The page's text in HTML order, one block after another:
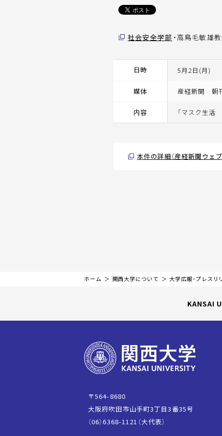
社会安全学部 ・高鳥毛敏雄
日時 5月2日(月)
媒体 産経新聞 朝
内容 「マスク生活
本件の詳細（産経新聞ウェブ
ホーム 関西大学について 大学広報・プレスリ
KANSAI
〒564-8680
大阪府吹田市山手町3丁目3番35号
（06）6368-1121（大代表）